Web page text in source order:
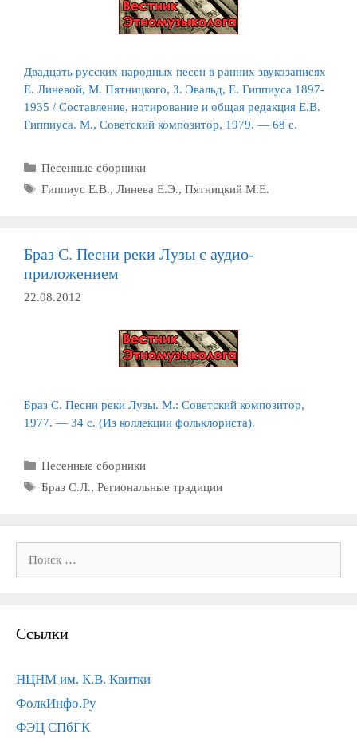
Двадцать русских народных песен в ранних звукозаписях
Е. Линевой, М. Пятницкого, З. Эвальд, Е. Гиппиуса 1897-
1935 / Составление, нотирование и общая редакция Е.В.
Гиппиуса. М., Советский композитор, 1979. — 68 с.
Рубрики
Песенные сборники
Метки
Гиппиус Е.В., Линева Е.Э., Пятницкий М.Е.
Браз С. Песни реки Лузы с аудио-
приложением
22.08.2012
Браз С. Песни реки Лузы. М.: Советский композитор,
1977. — 34 с. (Из коллекции фольклориста).
Рубрики
Песенные сборники
Метки
Браз С.Л., Региональные традиции
Ссылки
НЦНМ им. К.В. Квитки
ФолкИнфо.Ру
ФЭЦ СПбГК